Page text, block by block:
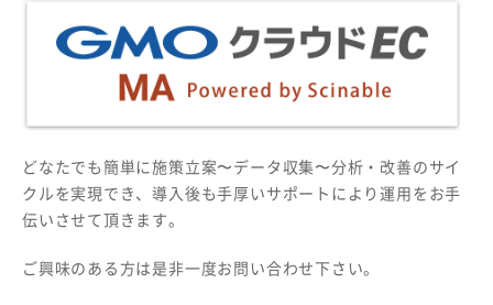
どなたでも簡単に施策立案〜データ収集〜分析・改善のサイ
クルを実現でき、導入後も手厚いサポートにより運用をお手
伝いさせて頂きます。
ご興味のある方は是非一度お問い合わせ下さい。